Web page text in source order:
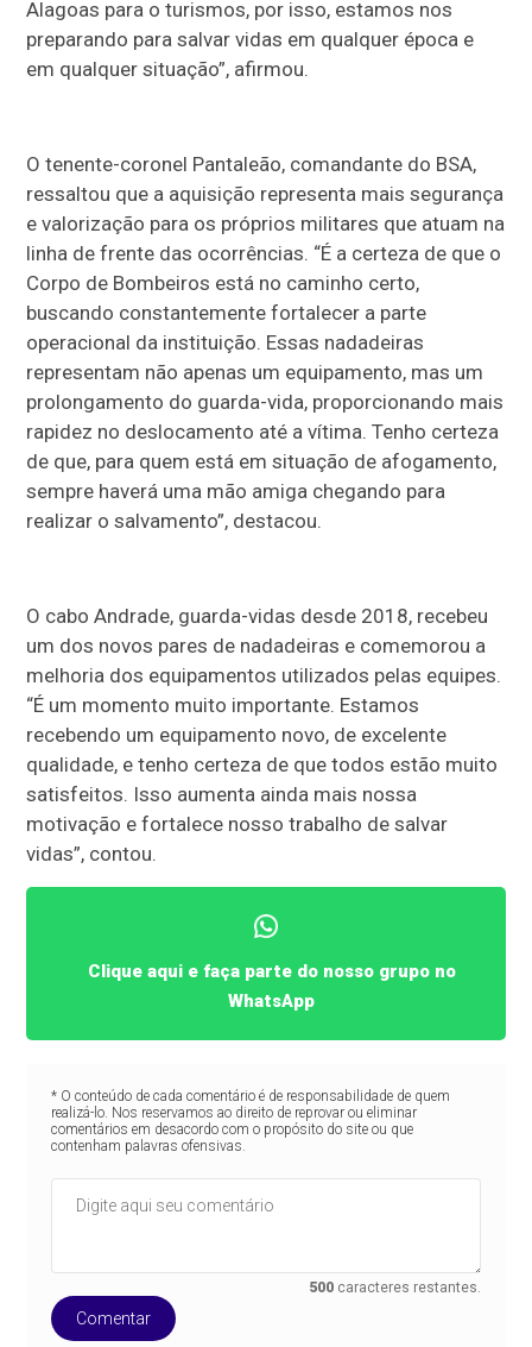
Alagoas para o turismos, por isso, estamos nos
preparando para salvar vidas em qualquer época e
em qualquer situação”, afirmou.
O tenente-coronel Pantaleão, comandante do BSA,
ressaltou que a aquisição representa mais segurança
e valorização para os próprios militares que atuam na
linha de frente das ocorrências. “É a certeza de que o
Corpo de Bombeiros está no caminho certo,
buscando constantemente fortalecer a parte
operacional da instituição. Essas nadadeiras
representam não apenas um equipamento, mas um
prolongamento do guarda-vida, proporcionando mais
rapidez no deslocamento até a vítima. Tenho certeza
de que, para quem está em situação de afogamento,
sempre haverá uma mão amiga chegando para
realizar o salvamento”, destacou.
O cabo Andrade, guarda-vidas desde 2018, recebeu
um dos novos pares de nadadeiras e comemorou a
melhoria dos equipamentos utilizados pelas equipes.
“É um momento muito importante. Estamos
recebendo um equipamento novo, de excelente
qualidade, e tenho certeza de que todos estão muito
satisfeitos. Isso aumenta ainda mais nossa
motivação e fortalece nosso trabalho de salvar
vidas”, contou.
Clique aqui e faça parte do nosso grupo no
WhatsApp
* O conteúdo de cada comentário é de responsabilidade de quem
realizá-lo. Nos reservamos ao direito de reprovar ou eliminar
comentários em desacordo com o propósito do site ou que
contenham palavras ofensivas.
500 caracteres restantes.
Comentar